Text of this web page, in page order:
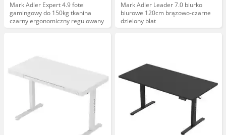
Mark Adler Expert 4.9 fotel
gamingowy do 150kg tkanina
czarny ergonomiczny regulowany
Mark Adler Leader 7.0 biurko
biurowe 120cm brązowo-czarne
dzielony blat